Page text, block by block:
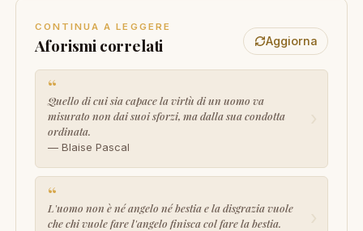
CONTINUA A LEGGERE
Aforismi correlati Aggiorna
“
Quello di cui sia capace la virtù di un uomo va
misurato non dai suoi sforzi, ma dalla sua condotta
ordinata.
— Blaise Pascal
“
L'uomo non è né angelo né bestia e la disgrazia vuole
che chi vuole fare l'angelo finisca col fare la bestia.